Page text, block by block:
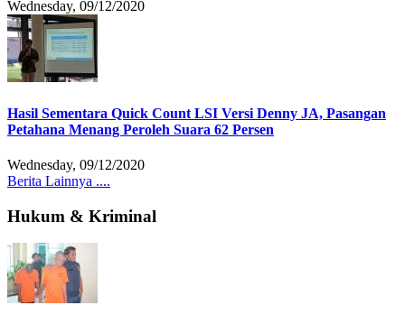
Wednesday, 09/12/2020
Hasil Sementara Quick Count LSI Versi Denny JA, Pasangan
Petahana Menang Peroleh Suara 62 Persen
Wednesday, 09/12/2020
Berita Lainnya ....
Hukum & Kriminal